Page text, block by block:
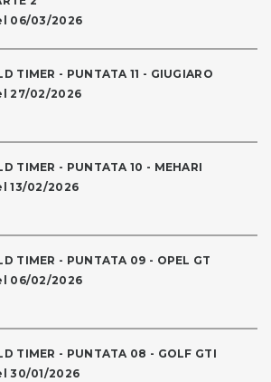
06/03/2026
TIMER - PUNTATA 11 - GIUGIARO
27/02/2026
TIMER - PUNTATA 10 - MEHARI
13/02/2026
TIMER - PUNTATA 09 - OPEL GT
06/02/2026
TIMER - PUNTATA 08 - GOLF GTI
30/01/2026